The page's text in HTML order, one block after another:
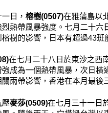
日， 榕樹(0507)在雅蒲島以
烈熱帶風暴強度。七月二十
樹的影響，日本有超過43班
在七月二十八日於東沙之西
強成為一個熱帶風暴，次日
關雨帶影響，香港在本月最後
壓麥莎(0509)在七月三十一日